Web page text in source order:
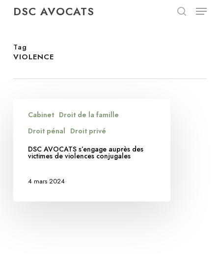
content
DSC AVOCATS Menu
Tag
VIOLENCE
AVOCATS
s’engage
Cabinet Droit de la famille
Droit pénal Droit privé
DSC AVOCATS s’engage auprès des
victimes de violences conjugales
4 mars 2024